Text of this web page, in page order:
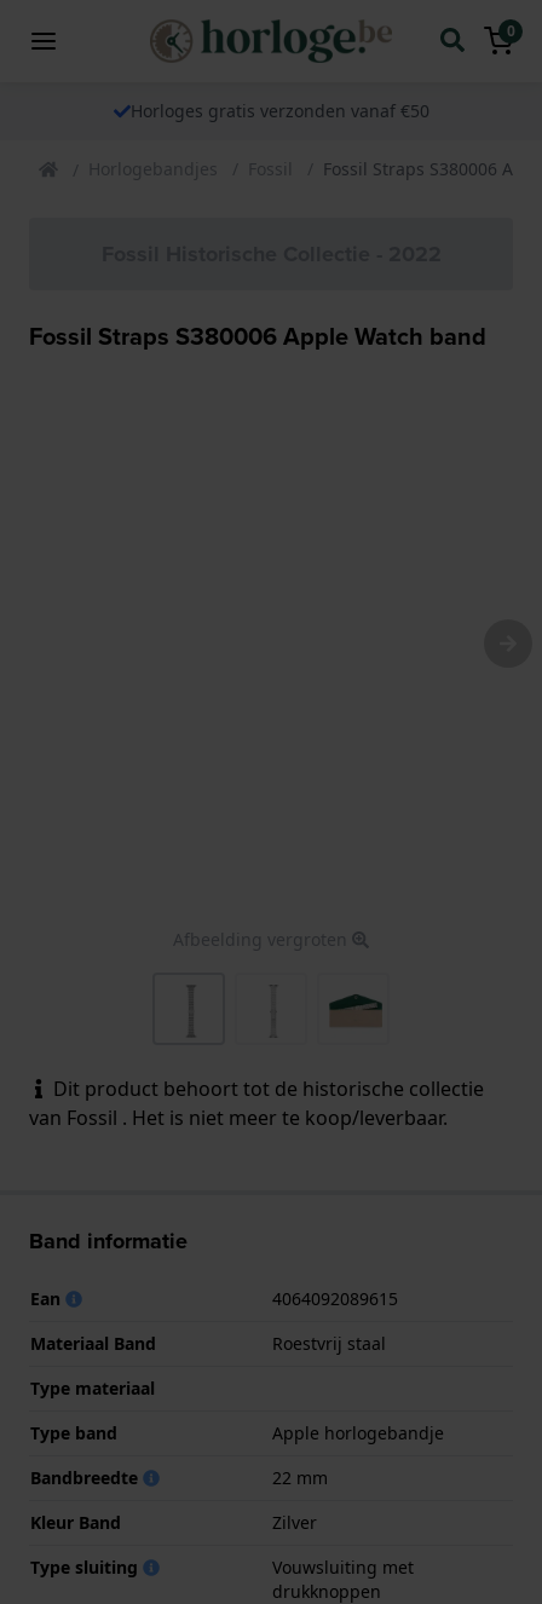
0
Horloges gratis verzonden vanaf €50
Horlogebandjes Fossil Fossil Straps S380006
Fossil Straps S380006 Apple Watch band
Afbeelding vergroten
Dit product behoort tot de historische collectie
van Fossil . Het is niet meer te koop/leverbaar.
Band informatie
Ean
4064092089615
Materiaal Band
Roestvrij staal
Type materiaal
Type band
Apple horlogebandje
Bandbreedte
22 mm
Kleur Band
Zilver
Type sluiting
Vouwsluiting met
drukknoppen